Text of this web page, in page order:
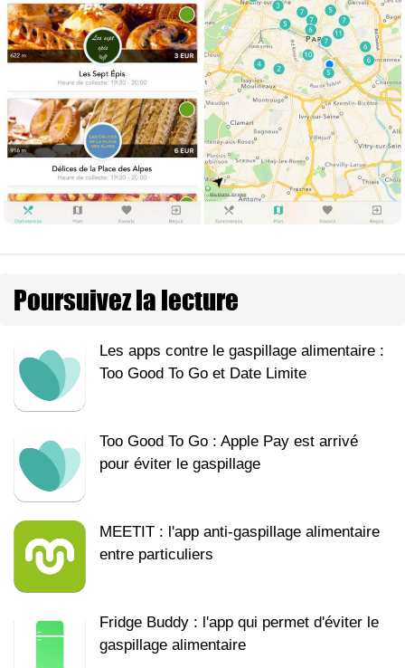
Poursuivez la lecture
Les apps contre le gaspillage alimentaire :
Too Good To Go et Date Limite
Too Good To Go : Apple Pay est arrivé
pour éviter le gaspillage
MEETIT : l'app anti-gaspillage alimentaire
entre particuliers
Fridge Buddy : l'app qui permet d'éviter le
gaspillage alimentaire